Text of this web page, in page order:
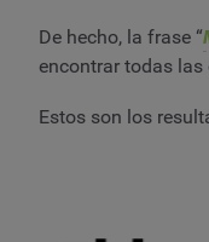
De hecho, la frase “
encontrar todas
Estos son los